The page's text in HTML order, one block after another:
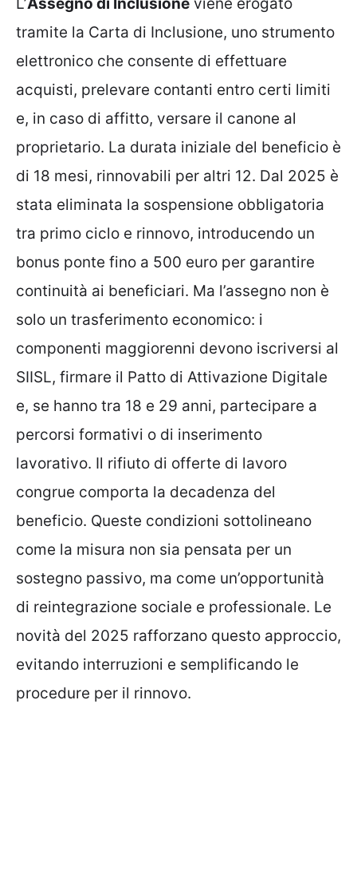
L’Assegno di Inclusione viene erogato
tramite la Carta di Inclusione, uno strumento
elettronico che consente di effettuare
acquisti, prelevare contanti entro certi limiti
e, in caso di affitto, versare il canone al
proprietario. La durata iniziale del beneficio è
di 18 mesi, rinnovabili per altri 12. Dal 2025 è
stata eliminata la sospensione obbligatoria
tra primo ciclo e rinnovo, introducendo un
bonus ponte fino a 500 euro per garantire
continuità ai beneficiari. Ma l’assegno non è
solo un trasferimento economico: i
componenti maggiorenni devono iscriversi al
SIISL, firmare il Patto di Attivazione Digitale
e, se hanno tra 18 e 29 anni, partecipare a
percorsi formativi o di inserimento
lavorativo. Il rifiuto di offerte di lavoro
congrue comporta la decadenza del
beneficio. Queste condizioni sottolineano
come la misura non sia pensata per un
sostegno passivo, ma come un’opportunità
di reintegrazione sociale e professionale. Le
novità del 2025 rafforzano questo approccio,
evitando interruzioni e semplificando le
procedure per il rinnovo.